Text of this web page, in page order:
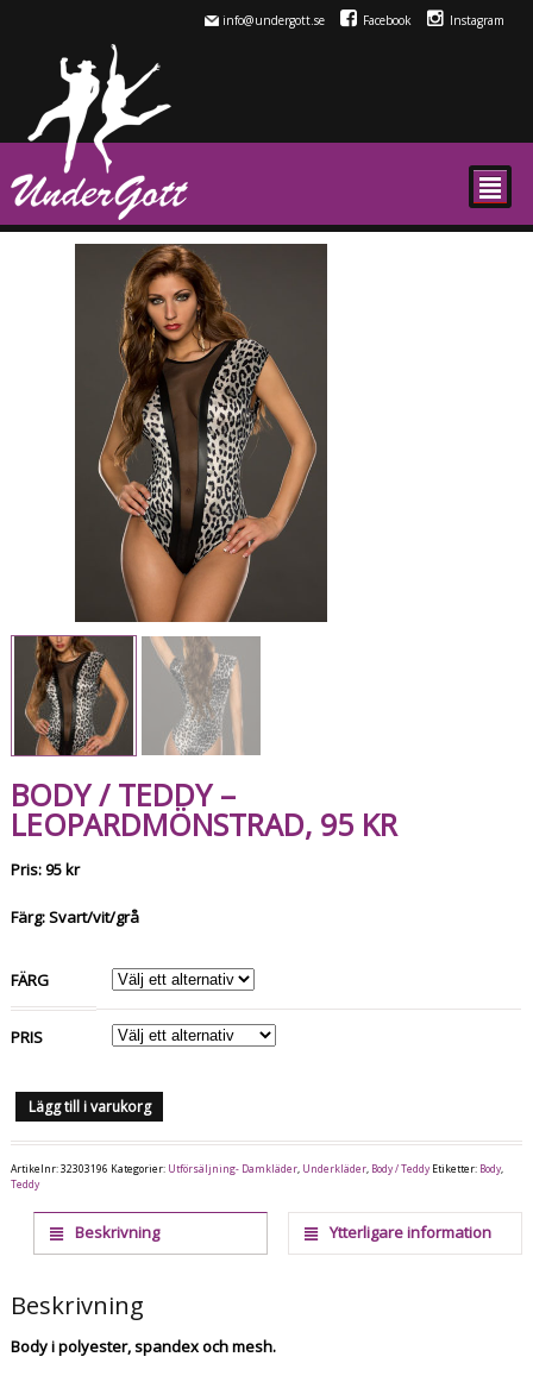
info@undergott.se Facebook Instagram
²
BODY / TEDDY –
LEOPARDMÖNSTRAD, 95 KR
Pris: 95 kr
Färg: Svart/vit/grå
FÄRG
PRIS
Lägg till i varukorg
Artikelnr:32303196 Kategorier: Utförsäljning- Damkläder, Underkläder, Body / Teddy Etiketter: Body,
Teddy
Beskrivning Ytterligare information
Beskrivning
Body i polyester, spandex och mesh.